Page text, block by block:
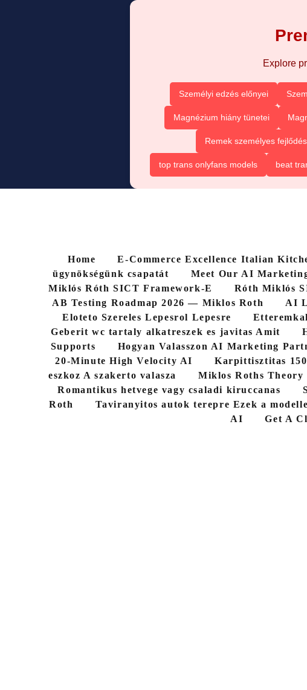
Explore
Személyi edzés előnyei
Magnézium hiány tünetei
Remek személyes
top trans onlyfans models beat
Home E-Commerce Excellence Italian
ügynökségünk csapatát
Meet Our AI
Miklós Róth SICT Framework-E
Róth Miklós
AB Testing Roadmap 2026 — Miklos Roth
AI
Eloteto Szereles Lepesrol Lepesre
Geberit wc tartaly alkatreszek es javitas Amit
Supports
Hogyan Valasszon AI Marketing
20-Minute High Velocity AI
Karpittisztitas
eszkoz A szakerto valasza
Miklos Roths Theory
Romantikus hetvege vagy csaladi kiruccanas
Roth
Taviranyitos autok terepre Ezek a
AI
Get A